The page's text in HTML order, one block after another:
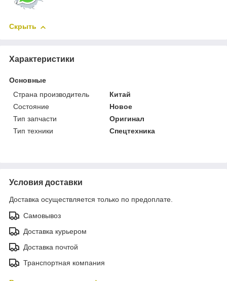
Скрыть
Характеристики
Основные
Страна производитель
Китай
Состояние
Новое
Тип запчасти
Оригинал
Тип техники
Спецтехника
Условия доставки
Доставка осуществляется только по предоплате.
Самовывоз
Доставка курьером
Доставка почтой
Транспортная компания